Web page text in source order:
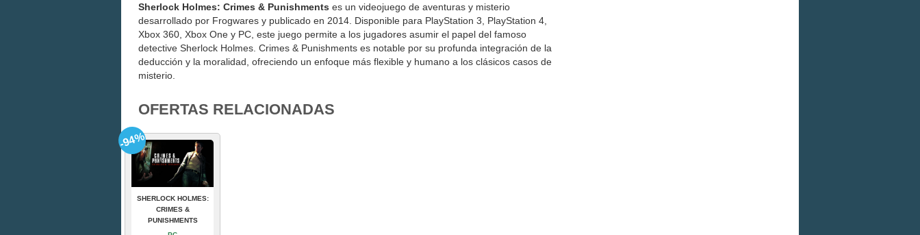
Sherlock Holmes: Crimes & Punishments es un videojuego de aventuras y misterio
desarrollado por Frogwares y publicado en 2014. Disponible para PlayStation 3, PlayStation 4,
Xbox 360, Xbox One y PC, este juego permite a los jugadores asumir el papel del famoso
detective Sherlock Holmes. Crimes & Punishments es notable por su profunda integración de la
deducción y la moralidad, ofreciendo un enfoque más flexible y humano a los clásicos casos de
misterio.
OFERTAS RELACIONADAS
SHERLOCK HOLMES:
CRIMES &
PUNISHMENTS
-94%